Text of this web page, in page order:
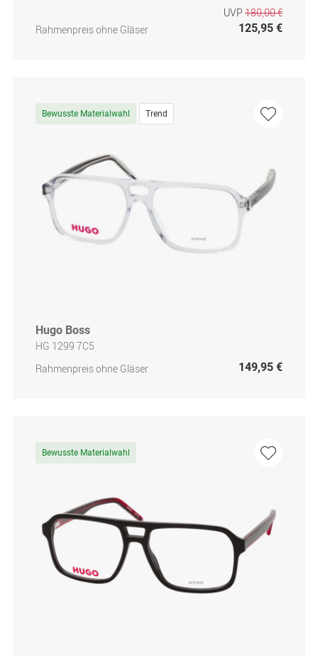
Rahmenpreis ohne Gläser
UVP 180,00 €
125,95 €
Bewusste Materialwahl Trend
Hugo Boss
HG 1299 7C5
Rahmenpreis ohne Gläser
149,95 €
Bewusste Materialwahl